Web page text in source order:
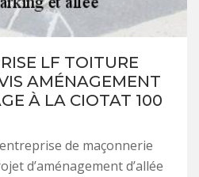
LF TOITURE
AMÉNAGEMENT
À LA CIOTAT 100
de maçonnerie
d’aménagement d’allée